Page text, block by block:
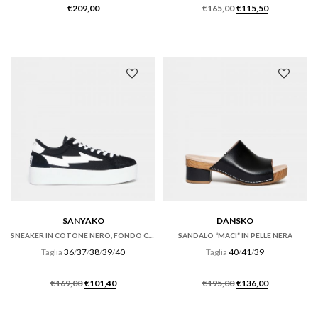
€209,00 €165,00 Il
€115,50Il
SANYAKO
Taglia 36/37/38/39/40
€169,00 Il
€101,40Il
DANSKO
SANDALO “MACI” IN PELLE NERA
Taglia 40/41/39
€195,00 Il
€136,00Il